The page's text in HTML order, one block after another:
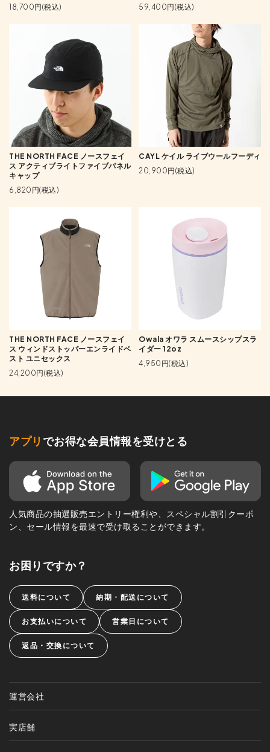
18,700円(税込)
59,400円(税込)
THE NORTH FACE ノースフェイ
ス アクティブライトファイブパネル
キャップ
6,820円(税込)
CAYL ケイル ライブウールフーディ
20,900円(税込)
THE NORTH FACE ノースフェイ
ス ウィンドストッパーエンライドベ
スト ユニセックス
24,200円(税込)
Owala オワラ スムースシップスラ
イダー 12oz
4,950円(税込)
アプリ でお得な会員情報を受けとる
人気商品の抽選販売エントリー権利や、スペシャル割引クーポ
ン、セール情報を最速で受け取ることができます。
お困りですか？
送料について 納期・配送について
お支払いについて 営業日について
返品・交換について
運営会社
実店舗